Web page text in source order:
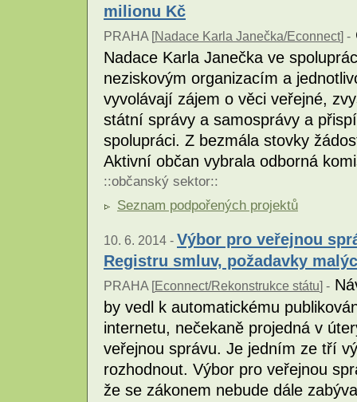
milionu Kč
PRAHA [Nadace Karla Janečka/Econnect] -
Nadace Karla Janečka ve
neziskovým organizacím a
vyvolávají zájem o věci veřejné,
státní správy a samosprávy a
spolupráci. Z bezmála stovky
Aktivní občan vybrala odborná
::občanský sektor::
Seznam podpořených projektů
10. 6. 2014 - Výbor pro veřejnou
Registru smluv, požadavky
PRAHA [Econnect/Rekonstrukce státu] -
by vedl k automatickému
internetu, nečekaně projedná v
veřejnou správu. Je jedním ze tří
rozhodnout. Výbor pro veřejnou
že se zákonem nebude dále